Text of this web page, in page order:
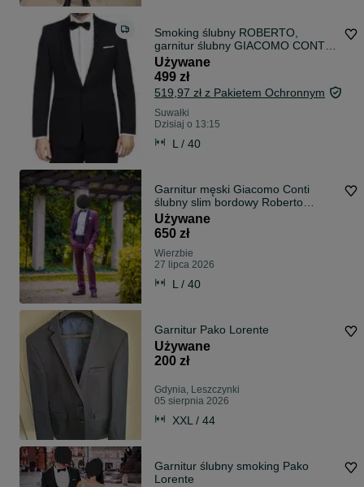
Smoking ślubny ROBERTO,
garnitur ślubny GIACOMO CONTI,
ślub, wesele
Używane
499 zł
519,97 zł z Pakietem Ochronnym
Suwałki
Dzisiaj o 13:15
L / 40
Garnitur męski Giacomo Conti
ślubny slim bordowy Roberto
188/96
Używane
650 zł
Wierzbie
27 lipca 2026
L / 40
Garnitur Pako Lorente
Używane
200 zł
Gdynia, Leszczynki
05 sierpnia 2026
XXL / 44
Garnitur ślubny smoking Pako
Lorente